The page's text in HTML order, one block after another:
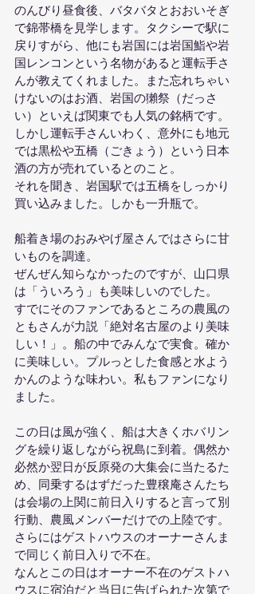
のんびり昼食後、バタバタとおおいそぎ
で錦帯橋を見学します。タクシーで駅に
戻りすがら、他にも岩国には岩国鮨や岩
国レンコンという名物があると運転手さ
んが教えてくれました。また忘れちゃい
けないのはお酒、岩国の獺祭（だっさ
い）といえば関東でも人気の銘柄です。
しかし運転手さんいわく、意外にも地元
では黒松や五橋（ごきょう）という日本
酒の方が売れているとのこと。
それを聞き、岩国駅では五橋をしっかり
買い込みました。しかも一升瓶で。
船着き場のおみやげ屋さんではさらに甘
いものを調達。
ぜんぜん知らなかったのですが、山口県
は「ういろう」も美味しいのでした。
すでにそのファンであるところの農風の
ともさんが力説「絶対名古屋のより美味
しい！」。船の中でみんなで実食。確か
に美味しい。プルっとした食感と水よう
かんのような味わい。私もファンになり
ました。
この日は風が強く、船は大きくホバリン
グを繰り返しながら祝島に到着。偶然か
必然か翌日が反原発の大集会に当たるた
め、同乗するはずだった豊穣庵さんたち
は会場の上関に前日入りすると言って別
行動、農風メンバーだけでの上陸です。
さらにはゲストハウスのオーナーさんま
で同じく前日入りで不在。
なんとこの日はオーナー不在のゲストハ
ウスに宿泊だと当日に告げられた次第で